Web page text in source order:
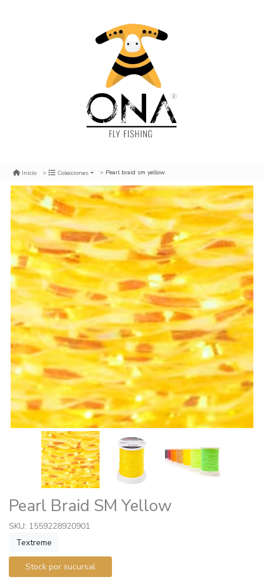
Inicio Colecciones Pearl braid sm yellow
Pearl Braid SM Yellow
SKU: 1559228920901
Textreme
Stock por sucursal